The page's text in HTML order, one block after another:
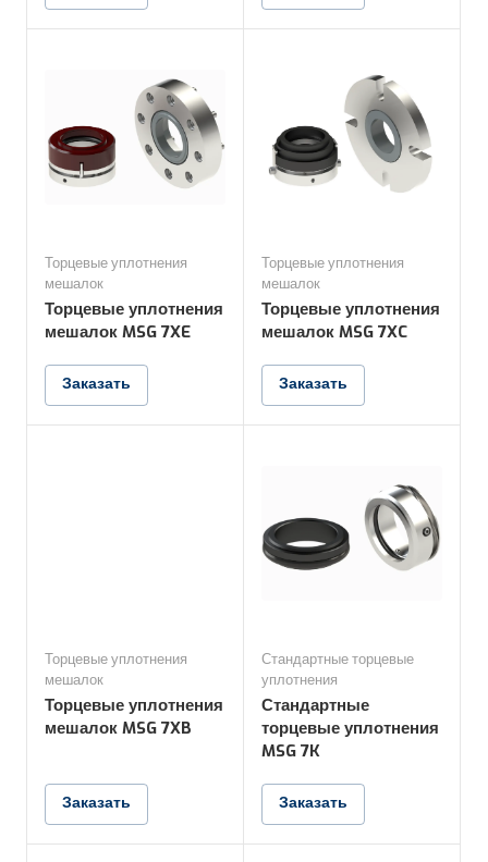
Торцевые уплотнения
мешалок
Торцевые уплотнения
мешалок MSG 7XE
Заказать
Торцевые уплотнения
мешалок
Торцевые уплотнения
мешалок MSG 7XC
Заказать
Торцевые уплотнения
мешалок
Торцевые уплотнения
мешалок MSG 7XB
Заказать
Стандартные торцевые
уплотнения
Стандартные
торцевые уплотнения
MSG 7K
Заказать